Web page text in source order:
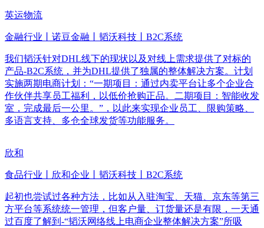
英运物流
金融行业丨诺豆金融丨韬沃科技丨B2C系统
我们韬沃针对DHL线下的现状以及对线上需求提供了对标的
产品-B2C系统，并为DHL提供了独属的整体解决方案。计划
实施两期电商计划：“一期项目：通过内卖平台让多个企业合
作伙伴共享员工福利，以低价抢购正品。二期项目：智能收发
室，完成最后一公里。”，以此来实现企业员工、限购策略、
多语言支持、多仓全球发货等功能服务。
欣和
食品行业丨欣和企业丨韬沃科技丨B2C系统
起初也尝试过各种方法，比如从入驻淘宝、天猫、京东等第三
方平台等系统统一管理，但客户量、订货量还是有限，一天通
过百度了解到-“韬沃网络线上电商企业整体解决方案”所吸